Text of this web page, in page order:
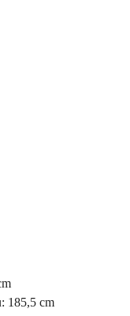
185,5 cm